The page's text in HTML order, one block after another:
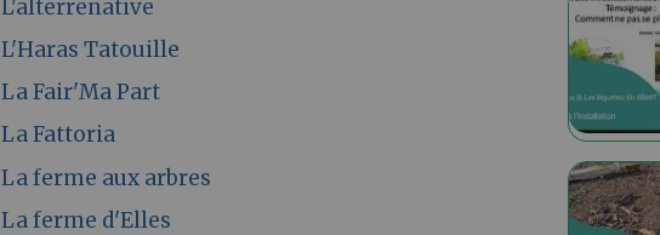
L'alterrenative
L'Haras Tatouille
La Fair'Ma Part
La Fattoria
La ferme aux arbres
La ferme d'Elles